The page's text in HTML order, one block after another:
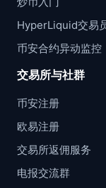
HyperLiquid交易
币安合约异动监控
交易所与社群
币安注册
欧易注册
交易所返佣服务
电报交流群